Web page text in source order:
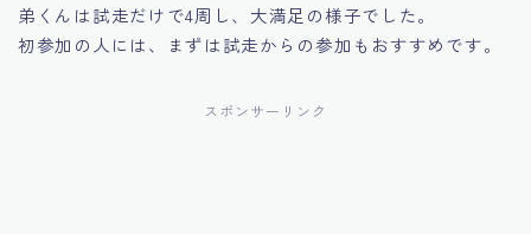
弟くんは試走だけで4周し、大満足の様子でした。
初参加の人には、まずは試走からの参加もおすすめです。
スポンサーリンク